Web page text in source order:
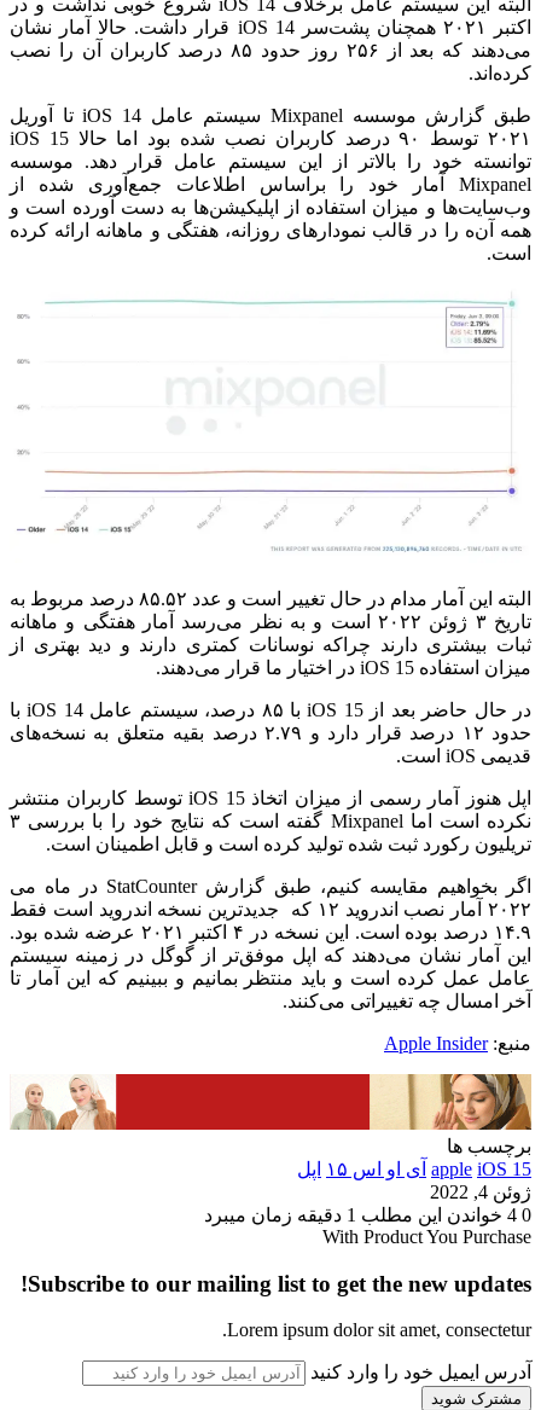
اکتبر ۲۰۲۱ همچنان پشت‌سر iOS 14 قرار داشت.‌ حالا آمار نشان
می‌دهند که بعد از ۲۵۶ روز حدود ۸۵ درصد کاربران آن را نصب
کرده‌اند.
طبق گزارش موسسه Mixpanel سیستم عامل iOS 14 تا آوریل
۲۰۲۱ توسط ۹۰ درصد کاربران نصب شده بود اما حالا iOS 15
توانسته خود را بالاتر از این سیستم عامل قرار دهد. موسسه
Mixpanel آمار خود را براساس اطلاعات جمع‌آوری شده از
وب‌سایت‌ها و میزان استفاده از اپلیکیشن‌ها به دست آورده است و
همه آن‌ه را در قالب نمودارهای روزانه، هفتگی و ماهانه ارائه کرده
است.
البته این آمار مدام در حال تغییر است و عدد ۸۵.۵۲ درصد مربوط به
تاریخ ۳ ژوئن ۲۰۲۲ است و به نظر می‌رسد آمار هفتگی و ماهانه
ثبات بیشتری دارند چراکه نوسانات کمتری دارند و دید بهتری از
میزان استفاده iOS 15 در اختیار ما قرار می‌دهند.
در حال حاضر بعد از iOS 15 با ۸۵ درصد، سیستم عامل iOS 14 با
حدود ۱۲ درصد قرار دارد و ۲.۷۹ درصد بقیه متعلق به نسخه‌های
قدیمی iOS است.
اپل هنوز آمار رسمی از میزان اتخاذ iOS 15 توسط کاربران منتشر
نکرده است اما Mixpanel گفته است که نتایج خود را با بررسی ۳
تریلیون رکورد ثبت شده تولید کرده است و قابل اطمینان است.
اگر بخواهیم مقایسه کنیم، طبق گزارش StatCounter در ماه می
۲۰۲۲ آمار نصب اندروید ۱۲ که جدیدترین نسخه اندروید است فقط
۱۴.۹ درصد بوده است. این نسخه در ۴ اکتبر ۲۰۲۱ عرضه شده بود.
این آمار نشان می‌دهند که اپل موفق‌تر از گوگل در زمینه سیستم
عامل عمل کرده است و باید منتظر بمانیم و ببینیم که این آمار تا
آخر امسال چه تغییراتی می‌کنند.
منبع:Apple Insider
برچسب ها
apple iOS 15 آی او اس ۱۵
اپل
ژوئن 4, 2022
0
خواندن این مطلب 1 دقیقه زمان میبرد
With Product You Purchase
Subscribe to our mailing list to get the new updates!
Lorem ipsum dolor sit amet, consectetur.
آدرس ایمیل خود را وارد کنید